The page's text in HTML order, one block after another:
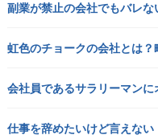
副業が禁止の会社でもバレ
虹色のチョークの会社とは
会社員であるサラリーマン
仕事を辞めたいけど言えな